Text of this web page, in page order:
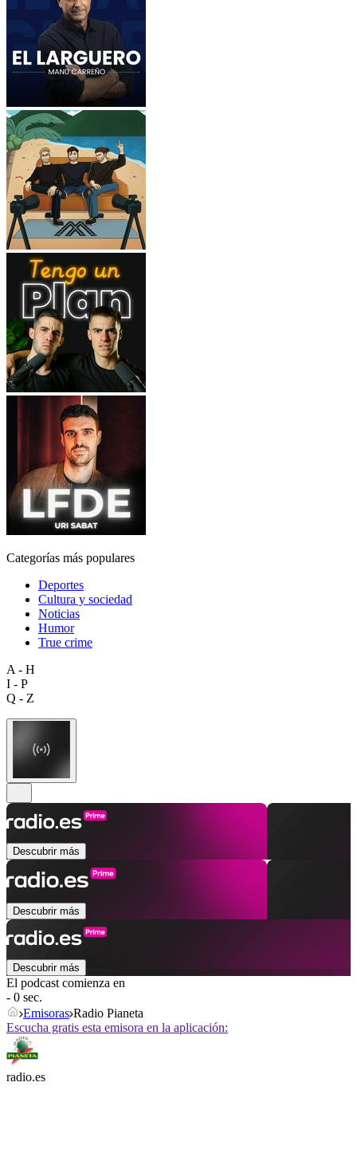
Categorías más populares
Deportes
Cultura y sociedad
Noticias
Humor
True crime
A - H
I - P
Q - Z
Descubrir más
Descubrir más
Descubrir más
El podcast comienza en
- 0 sec.
Emisoras Radio Pianeta
Escucha gratis esta emisora en la aplicación:
radio.es